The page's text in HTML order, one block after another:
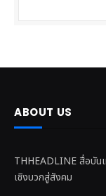
ABOUT US
THHEADLINE สื่อบัน
เชิงบวกสู่สังคม